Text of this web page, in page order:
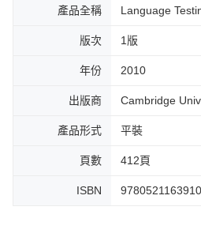
產品全稱 Language
版次 1版
年份 2010
出版商 Cambridge
產品形式 平裝
頁數 412頁
ISBN 9780521163910